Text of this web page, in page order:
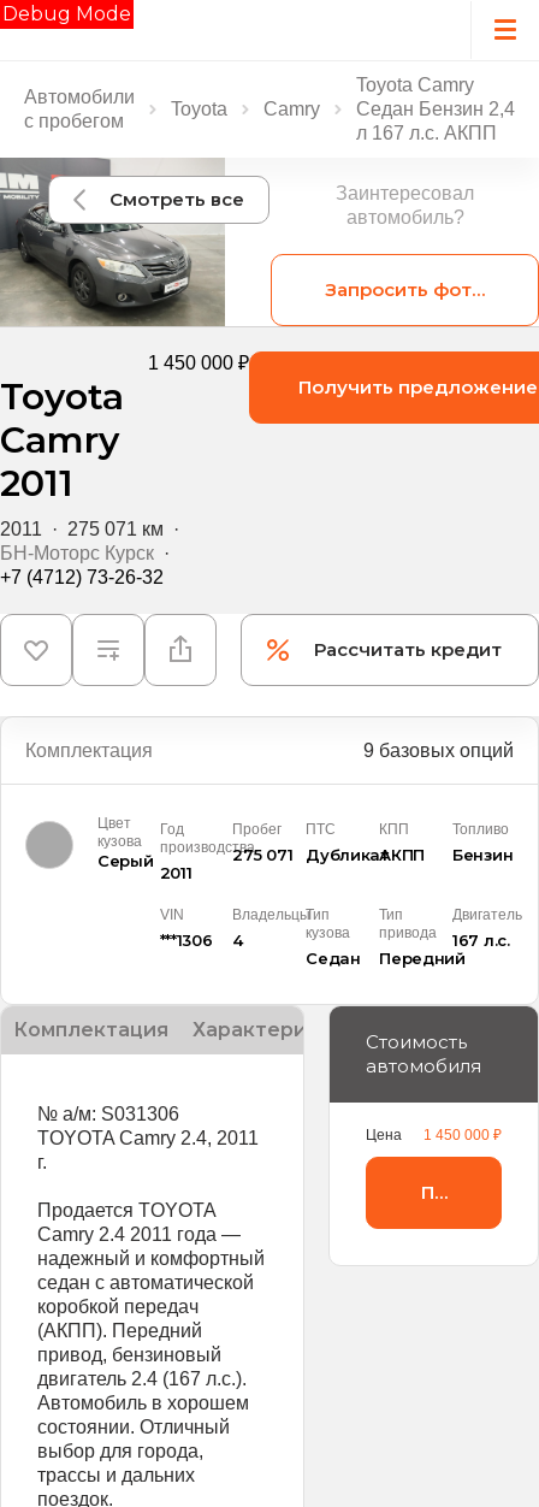
Debug Mode
Автомобили
с пробегом
Toyota Camry
Toyota Camry
Седан Бензин 2,4
л 167 л.с. АКПП
Смотреть все
Заинтересовал
автомобиль?
Запросить
Toyota
Camry
2011
1 450 000 ₽
2011 · 275 071 км ·
БН-Моторс Курск ·
+7 (4712) 73-26-32
Получить предложение
Рассчитать кредит
Комплектация 9 базовых опций
Цвет
кузова
Серый
Год
производства
2011
Пробег
275 071
ПТС
Дубликат
КПП
АКПП
Топливо
Бензин
VIN
***1306
Владельцы
4
Тип
кузова
Седан
Тип
привода
Передний
Двигатель
167 л.с.
Комплектация Характеристики
№ а/м: S031306
TOYOTA Camry 2.4, 2011
г.
Продается TOYOTA
Camry 2.4 2011 года —
надежный и комфортный
седан с автоматической
коробкой передач
(АКПП). Передний
привод, бензиновый
двигатель 2.4 (167 л.с.).
Автомобиль в хорошем
состоянии. Отличный
выбор для города,
трассы и дальних
поездок.
Стоимость
автомобиля
Цена 1 450 000 ₽
Получить